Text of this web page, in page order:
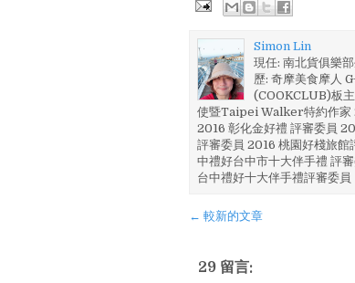
Simon Lin
現任: 南北貨俱樂
歷: 奇摩美食摩人
(COOKCLUB)板
使暨Taipei Walker特約作家
2016 彰化金好禮 評審委員
評審委員 2016 桃園好棧旅館
中禮好台中市十大伴手禮 評
台中禮好十大伴手禮評審委員
← 較新的文章
29 留言: